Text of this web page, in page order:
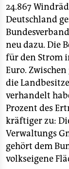
24.867
Deutschland
neu dazu. Die
für den Strom
Euro.
die
verhandelt
Prozent des
kräftiger zu:
Verwaltungs
gehört dem
volkseigene